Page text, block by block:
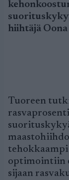
hiihtäjä
Tuoreen
optimointiin
sijaan